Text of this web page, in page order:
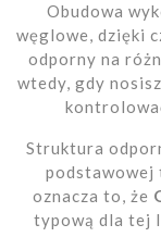
Obudowa
węglowe, dzięki
odporny na
wtedy, gdy
Struktura
podstawowej
oznacza to, że
typową dla tej